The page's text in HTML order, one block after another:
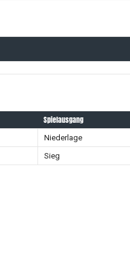
Spielausgang
Niederlage
Sieg